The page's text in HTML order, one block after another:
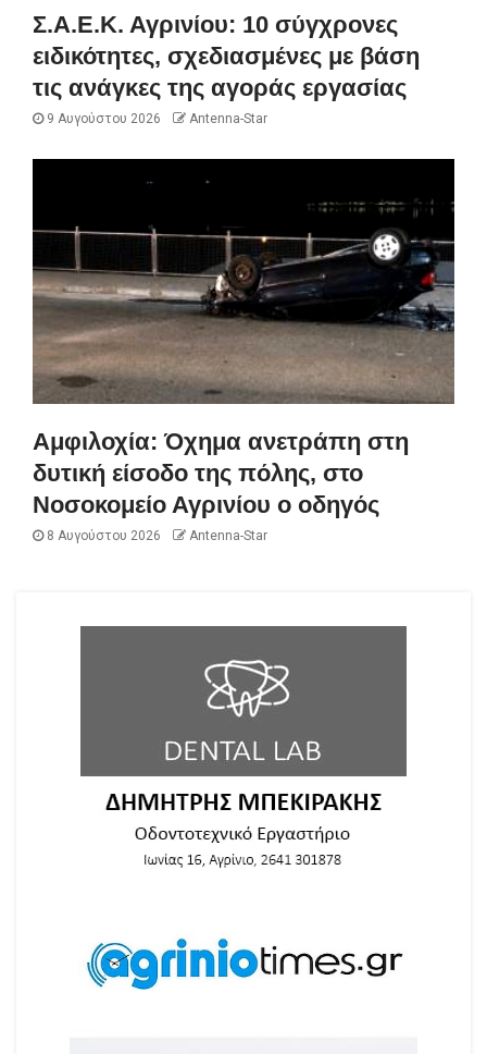
Σ.Α.Ε.Κ. Αγρινίου: 10 σύγχρονες
ειδικότητες, σχεδιασμένες με βάση
τις ανάγκες της αγοράς εργασίας
9 Αυγούστου 2026 Antenna-Star
Αμφιλοχία: Όχημα ανετράπη στη
δυτική είσοδο της πόλης, στο
Νοσοκομείο Αγρινίου ο οδηγός
8 Αυγούστου 2026 Antenna-Star